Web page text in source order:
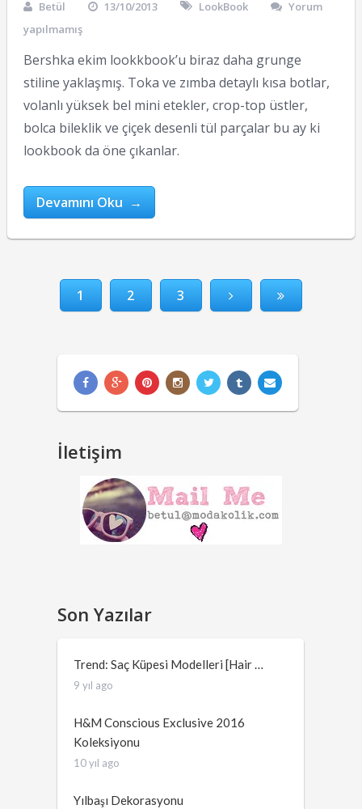
Betül 13/10/2013 LookBook
Yorum
yapılmamış
Bershka ekim lookkbook’u biraz daha grunge
stiline yaklaşmış. Toka ve zımba detaylı kısa botlar,
volanlı yüksek bel mini etekler, crop-top üstler,
bolca bileklik ve çiçek desenli tül parçalar bu ay ki
lookbook da öne çıkanlar.
Devamını Oku →
1 2 3
İletişim
Son Yazılar
Trend: Saç Küpesi Modelleri [Hair …
9 yıl ago
H&M Conscious Exclusive 2016
Koleksiyonu
10 yıl ago
Yılbaşı Dekorasyonu